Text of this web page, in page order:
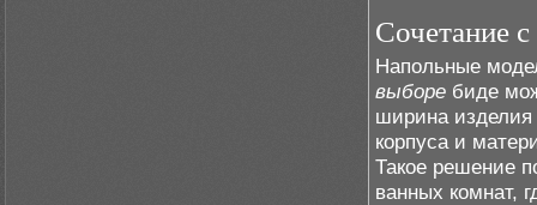
Сочетание
Напольные
выборе биде
ширина
корпуса и
Такое решение
ванных комнат,